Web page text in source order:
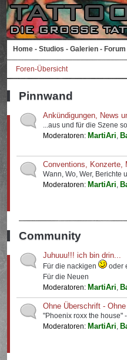
Home - Studios - Galerien - Forum
Foren-Übersicht
Pinnwand
Ankündigungen, News
...aus und für die Szene
Moderatoren: MartiAri,
Conventions, Konzerte,
Wann, Wo, Wer, Berichte
Moderatoren: MartiAri,
Community
Juhuuu!!! ich bin drin...
Für die nackigen
oder
Für die Neuen
Moderatoren: MartiAri,
Ohne Überschrift -
"Phoenix roxx the house"
Moderatoren: MartiAri,